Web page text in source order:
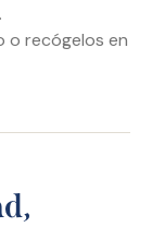
o recógelos en